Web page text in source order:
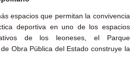
espacios que permitan la convivencia
deportiva en uno de los espacios
de los leoneses, el Parque
Obra Pública del Estado construye la